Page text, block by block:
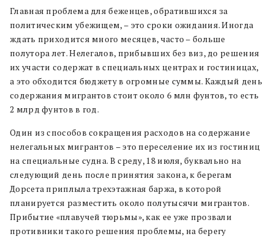
Главная проблема для беженцев, обратившихся за
политическим убежищем, – это сроки ожидания. Иногда
ждать приходится много месяцев, часто – больше
полутора лет. Нелегалов, прибывших без виз, до решения
их участи содержат в специальных центрах и гостиницах,
а это обходится бюджету в огромные суммы. Каждый день
содержания мигрантов стоит около 6 млн фунтов, то есть
2 млрд фунтов в год.
Один из способов сокращения расходов на содержание
нелегальных мигрантов – это переселение их из гостиниц
на специальные судна. В среду, 18 июля, буквально на
следующий день после принятия закона, к берегам
Дорсета приплыла трехэтажная баржа, в которой
планируется разместить около полутысячи мигрантов.
Прибытие «плавучей тюрьмы», как ее уже прозвали
противники такого решения проблемы, на берегу